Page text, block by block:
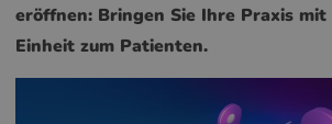
eröffnen: Bringen Sie Ihre Praxis mit
Einheit zum Patienten.